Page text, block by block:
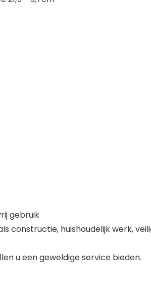
gebruik
constructie, huishoudelijk werk,
u een geweldige service bieden.